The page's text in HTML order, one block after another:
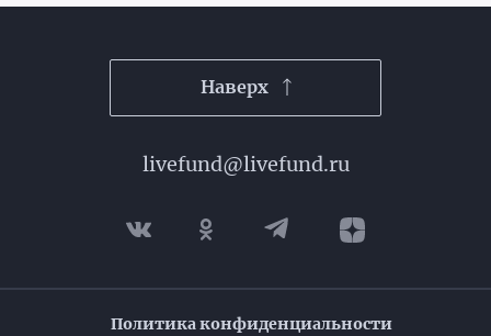
Наверх
livefund@livefund.ru
Телеграм
Политика конфиденциальности